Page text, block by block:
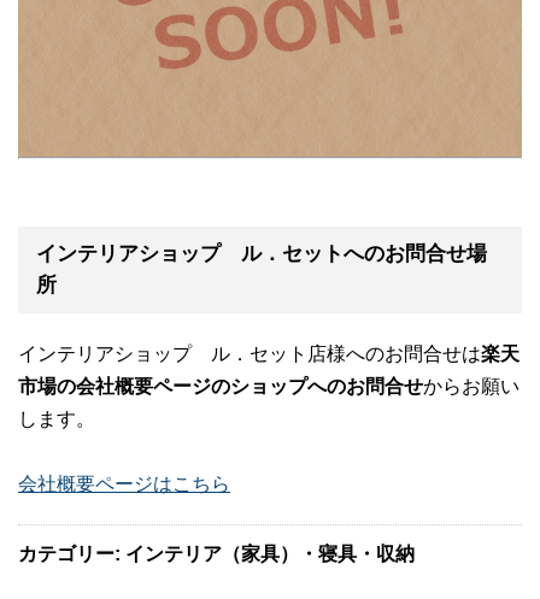
インテリアショップ ル．セットへのお問合せ場
所
インテリアショップ ル．セット店様へのお問合せは楽天
市場の会社概要ページのショップへのお問合せからお願い
します。
会社概要ページはこちら
カテゴリー: インテリア（家具）・寝具・収納